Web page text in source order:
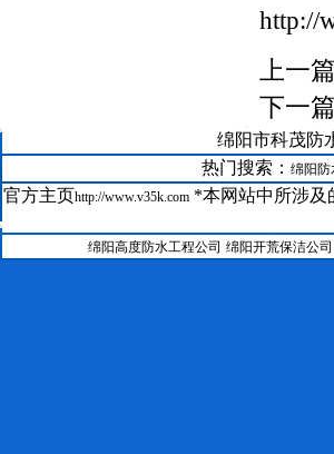
http://
上一
下一篇
GRC在绵阳科茂防水补漏公司装修中的运用
绵阳防水补漏聚氨酯保温系统
23--绵阳房屋维修聚合物水泥防水涂料
25-- 绵阳科茂防水补漏加固工程有限公司涂料施工工艺
绵阳市科茂防
热门搜索： 绵阳防
官方主页http://www.v35k.com *本网站中所涉及
绵阳高度防水工程公司 绵阳开荒保洁公司